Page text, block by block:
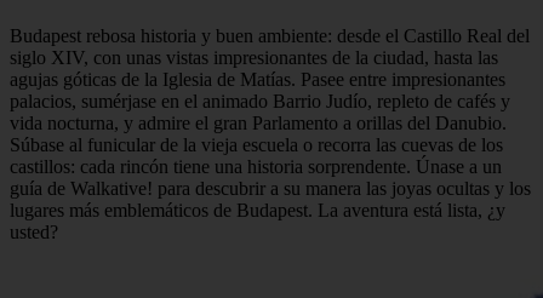
Budapest rebosa historia y buen ambiente: desde el Castillo Real del
siglo XIV, con unas vistas impresionantes de la ciudad, hasta las
agujas góticas de la Iglesia de Matías. Pasee entre impresionantes
palacios, sumérjase en el animado Barrio Judío, repleto de cafés y
vida nocturna, y admire el gran Parlamento a orillas del Danubio.
Súbase al funicular de la vieja escuela o recorra las cuevas de los
castillos: cada rincón tiene una historia sorprendente. Únase a un
guía de Walkative! para descubrir a su manera las joyas ocultas y los
lugares más emblemáticos de Budapest. La aventura está lista, ¿y
usted?